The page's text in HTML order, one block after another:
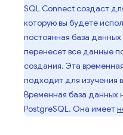
SQL Connectсоздаст
которую вы будете
постоянная база данных
перенесет все данные
создания. Эта
подходит для изучения
Временная база данных
PostgreSQL. Она имеет